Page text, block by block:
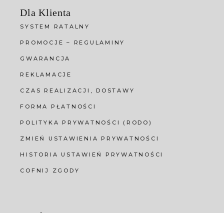
Dla Klienta
SYSTEM RATALNY
PROMOCJE – REGULAMINY
GWARANCJA
REKLAMACJE
CZAS REALIZACJI, DOSTAWY
FORMA PŁATNOŚCI
POLITYKA PRYWATNOŚCI (RODO)
ZMIEŃ USTAWIENIA PRYWATNOŚCI
HISTORIA USTAWIEŃ PRYWATNOŚCI
COFNIJ ZGODY